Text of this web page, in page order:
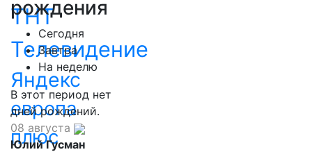
ТНТ
Телевидение
Яндекс
европа
плюс
рождения
Сегодня
Завтра
На неделю
В этот период нет
дней рождений.
08 августа
Юлий Гусман